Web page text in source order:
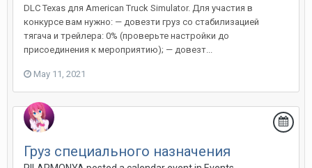
DLC Texas для American Truck Simulator. Для участия в
конкурсе вам нужно: — довезти груз со стабилизацией
тягача и трейлера: 0% (проверьте настройки до
присоединения к мероприятию); — довезт...
May 11, 2021
Груз специального назначения